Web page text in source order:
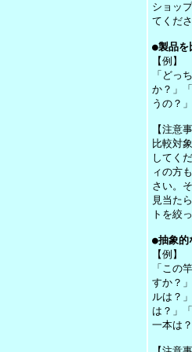
ショッ
てくだ
●製品を
【例】
「どっ
か？」
うの？
【注意
比較対
してく
ィの方
さい。
見当た
トを絞
●抽象的
【例】
「この
すか？
ルは？
は？」
一本は